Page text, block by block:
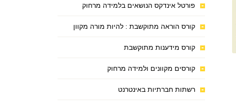
פורטל אינדקס הנושאים בלמידה מרחוק
קורס הוראה מתוקשבת : להיות מורה מקוון
קורס מידענות מתוקשבת
קורסים מקוונים ולמידה מרחוק
רשתות חברתיות באינטרנט